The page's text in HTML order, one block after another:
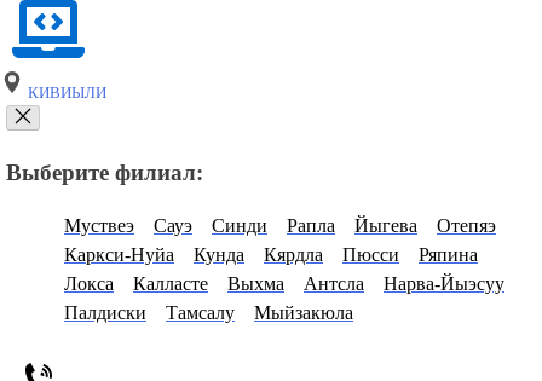
КИВИЫЛИ
Выберите филиал:
Муствеэ Сауэ Синди Рапла Йыгева
Отепяэ
Каркси-Нуйа
Кунда Кярдла Пюсси
Ряпина
Локса
Калласте Выхма Антсла
Нарва-Йыэсуу
Палдиски
Тамсалу Мыйзакюла